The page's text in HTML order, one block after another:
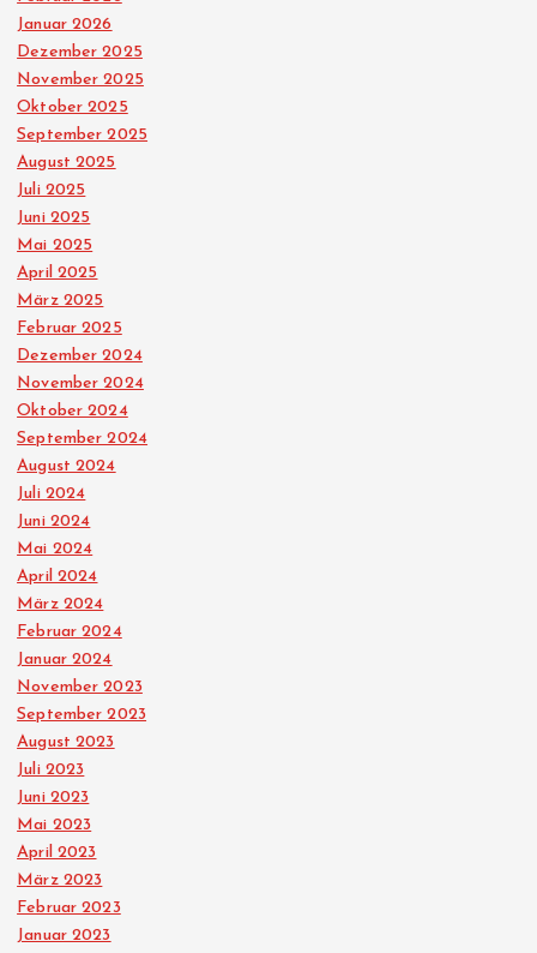
Januar 2026
Dezember 2025
November 2025
Oktober 2025
September 2025
August 2025
Juli 2025
Juni 2025
Mai 2025
April 2025
März 2025
Februar 2025
Dezember 2024
November 2024
Oktober 2024
September 2024
August 2024
Juli 2024
Juni 2024
Mai 2024
April 2024
März 2024
Februar 2024
Januar 2024
November 2023
September 2023
August 2023
Juli 2023
Juni 2023
Mai 2023
April 2023
März 2023
Februar 2023
Januar 2023